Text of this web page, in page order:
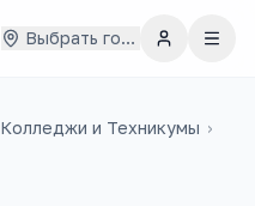
Выбрать город
Колледжи и Техникумы ›